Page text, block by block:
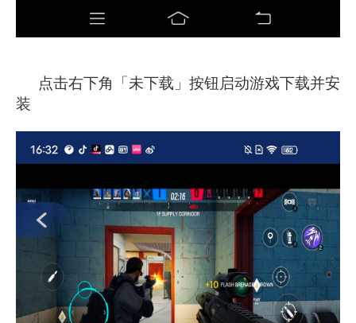
点击右下角「未下载」按钮启动游戏下载并安
装